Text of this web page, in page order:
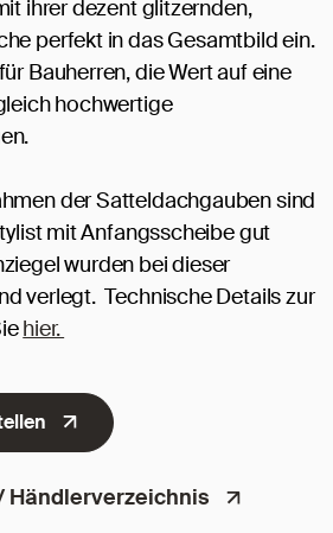
ihrer dezent glitzernden,
perfekt in das Gesamtbild ein.
Bauherren, die Wert auf eine
hochwertige
der Satteldachgauben sind
mit Anfangsscheibe gut
wurden bei dieser
verlegt. Technische Details zur
hier.
Händlerverzeichnis